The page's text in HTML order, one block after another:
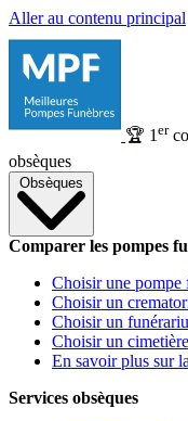
Aller au contenu principal
🏆 1 er
obsèques
Obsèques
Comparer les pompes
Choisir une pompe
Choisir un
Choisir un
Choisir un cimetière
En savoir plus sur
Services obsèques